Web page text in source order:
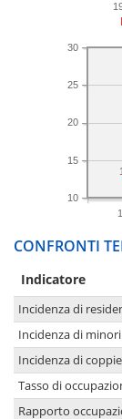
10
15
20
25
30
CONFRONTI
Indicatore
Incidenza di
Incidenza di
Incidenza di
Tasso di
Rapporto